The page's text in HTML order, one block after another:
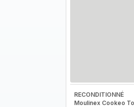
RECONDITIONNÉ
Moulinex Cookeo